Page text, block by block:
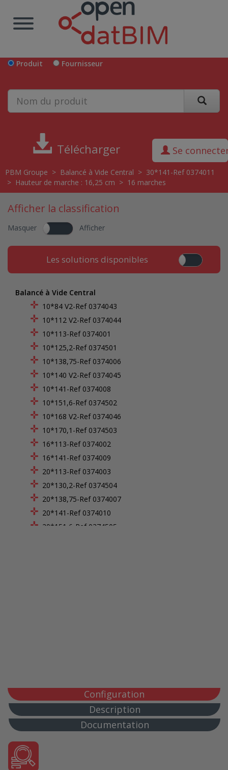
Produit Fournisseur
Télécharger Se
PBM Groupe > Balancé à Vide Central > 30*141-Ref 0374011
> Hauteur de marche : 16,25 cm > 16 marches
Afficher la classification
Masquer Afficher
Les solutions disponibles
Balancé à Vide Central
10*84 V2-Ref 0374043
10*112 V2-Ref 0374044
10*113-Ref 0374001
10*125,2-Ref 0374501
10*138,75-Ref 0374006
10*140 V2-Ref 0374045
10*141-Ref 0374008
10*151,6-Ref 0374502
10*168 V2-Ref 0374046
10*170,1-Ref 0374503
16*113-Ref 0374002
16*141-Ref 0374009
20*113-Ref 0374003
20*130,2-Ref 0374504
20*138,75-Ref 0374007
20*141-Ref 0374010
20*151,6-Ref 0374505
30*146-Ref 0374040
30*151,6-Ref 0374508
35*134-Ref 0374015
40*113-Ref 0374005
Configuration
Description
Documentation